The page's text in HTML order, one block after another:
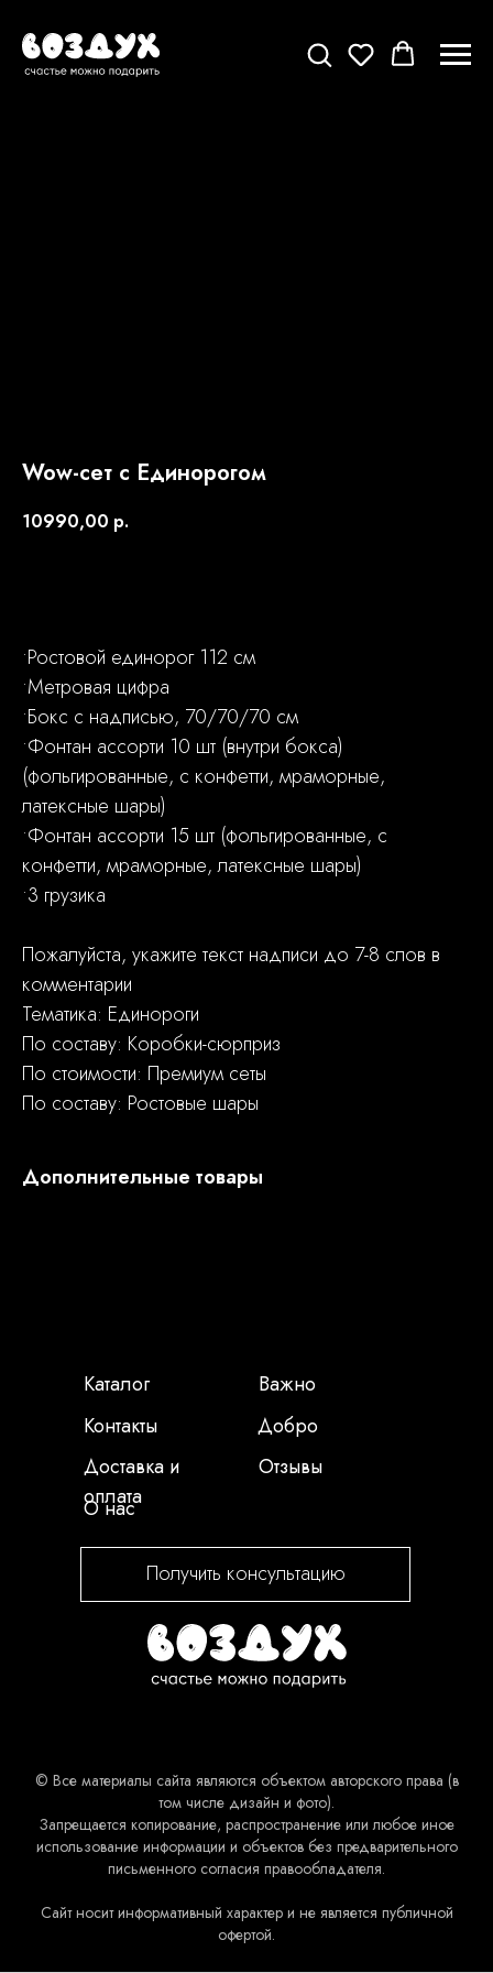
Wow-сет с Единорогом
10990,00 р.
•Ростовой единорог 112 см
•Метровая цифра
•Бокс с надписью, 70/70/70 см
•Фонтан ассорти 10 шт (внутри бокса)
(фольгированные, с конфетти, мраморные,
латексные шары)
•Фонтан ассорти 15 шт (фольгированные, с
конфетти, мраморные, латексные шары)
•3 грузика
Пожалуйста, укажите текст надписи до 7-8 слов в
комментарии
Тематика: Единороги
По составу: Коробки-сюрприз
По стоимости: Премиум сеты
По составу: Ростовые шары
Дополнительные товары
Каталог
Контакты
Доставка и
оплата
О нас
Важно
Добро
Отзывы
Получить консультацию
© Все материалы сайта являются объектом авторского права (в
том числе дизайн и фото).
Запрещается копирование, распространение или любое иное
использование информации и объектов без предварительного
письменного согласия правообладателя.
Сайт носит информативный характер и не является публичной
офертой.